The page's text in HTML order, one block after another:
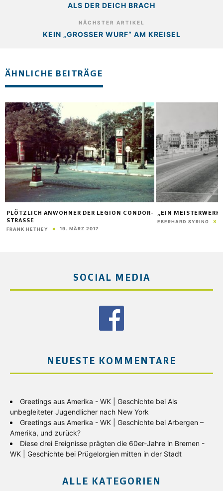
ALS DER DEICH BRACH
NÄCHSTER ARTIKEL
KEIN „GROSSER WURF“ AM KREISEL
ÄHNLICHE BEITRÄGE
PLÖTZLICH ANWOHNER DER LEGION CONDOR-
STRASSE
FRANK HETHEY 19. MÄRZ 2017
„EIN MEISTERWERK
EBERHARD SYRING
SOCIAL MEDIA
NEUESTE KOMMENTARE
Greetings aus Amerika - WK | Geschichte bei Als
unbegleiteter Jugendlicher nach New York
Greetings aus Amerika - WK | Geschichte bei Arbergen –
Amerika, und zurück?
Diese drei Ereignisse prägten die 60er-Jahre in Bremen -
WK | Geschichte bei Prügelorgien mitten in der Stadt
ALLE KATEGORIEN